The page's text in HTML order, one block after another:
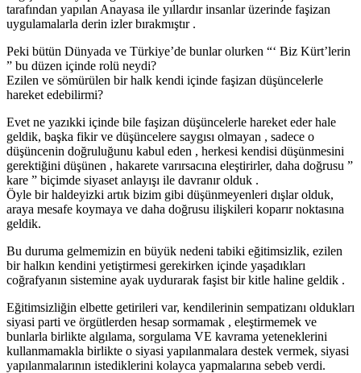
tarafından yapılan Anayasa ile yıllardır insanlar üzerinde faşizan
uygulamalarla derin izler bırakmıştır .
Peki bütün Dünyada ve Türkiye’de bunlar olurken “‘ Biz Kürt’lerin
” bu düzen içinde rolü neydi?
Ezilen ve sömürülen bir halk kendi içinde faşizan düşüncelerle
hareket edebilirmi?
Evet ne yazıkki içinde bile faşizan düşüncelerle hareket eder hale
geldik, başka fikir ve düşüncelere saygısı olmayan , sadece o
düşüncenin doğruluğunu kabul eden , herkesi kendisi düşünmesini
gerektiğini düşünen , hakarete varırsacına eleştirirler, daha doğrusu ”
kare ” biçimde siyaset anlayışı ile davranır olduk .
Öyle bir haldeyizki artık bizim gibi düşünmeyenleri dışlar olduk,
araya mesafe koymaya ve daha doğrusu ilişkileri koparır noktasına
geldik.
Bu duruma gelmemizin en büyük nedeni tabiki eğitimsizlik, ezilen
bir halkın kendini yetiştirmesi gerekirken içinde yaşadıkları
coğrafyanın sistemine ayak uydurarak faşist bir kitle haline geldik .
Eğitimsizliğin elbette getirileri var, kendilerinin sempatizanı oldukları
siyasi parti ve örgütlerden hesap sormamak , eleştirmemek ve
bunlarla birlikte algılama, sorgulama VE kavrama yeteneklerini
kullanmamakla birlikte o siyasi yapılanmalara destek vermek, siyasi
yapılanmalarının istediklerini kolayca yapmalarına sebeb verdi.